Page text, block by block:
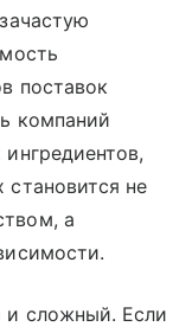
поставок
компаний
не
а
и сложный. Если